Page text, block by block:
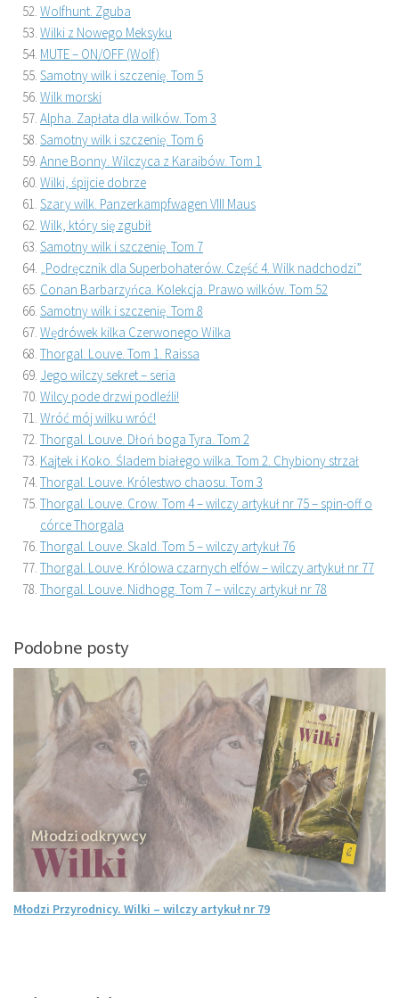
Wolfhunt. Zguba
Wilki z Nowego Meksyku
MUTE – ON/OFF (Wolf)
Samotny wilk i szczenię. Tom 5
Wilk morski
Alpha. Zapłata dla wilków. Tom 3
Samotny wilk i szczenię. Tom 6
Anne Bonny. Wilczyca z Karaibów. Tom 1
Wilki, śpijcie dobrze
Szary wilk. Panzerkampfwagen VIII Maus
Wilk, który się zgubił
Samotny wilk i szczenię. Tom 7
„Podręcznik dla Superbohaterów. Część 4. Wilk nadchodzi”
Conan Barbarzyńca. Kolekcja. Prawo wilków. Tom 52
Samotny wilk i szczenię. Tom 8
Wędrówek kilka Czerwonego Wilka
Thorgal. Louve. Tom 1. Raissa
Jego wilczy sekret – seria
Wilcy pode drzwi podleźli!
Wróć mój wilku wróć!
Thorgal. Louve. Dłoń boga Tyra. Tom 2
Kajtek i Koko. Śladem białego wilka. Tom 2. Chybiony strzał
Thorgal. Louve. Królestwo chaosu. Tom 3
Thorgal. Louve. Crow. Tom 4 – wilczy artykuł nr 75 – spin-off o
córce Thorgala
Thorgal. Louve. Skald. Tom 5 – wilczy artykuł 76
Thorgal. Louve. Królowa czarnych elfów – wilczy artykuł nr 77
Thorgal. Louve. Nidhogg. Tom 7 – wilczy artykuł nr 78
Podobne posty
Młodzi Przyrodnicy. Wilki – wilczy artykuł nr 79